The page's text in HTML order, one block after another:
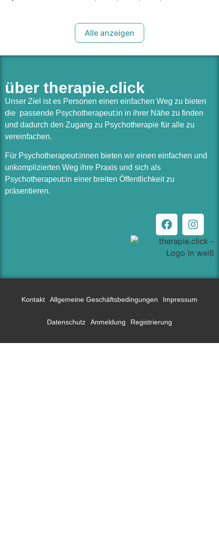
Alle anzeigen
über therapie.click
Unser Ziel ist es Personen einen einfachen Weg zu bieten
die passende Psychotherapeut:in in ihrer Nähe zu finden
und dadurch den Zugang zu Psychotherapie für alle zu
vereinfachen.
Für Psychotherapeut:innen bieten wir einen einfachen und
unkomplizierten Weg ihre Praxis und sich als
Psychotherapeut:in einer breiten Öffentlichkeit zu
präsentieren.
Kontakt Allgemeine Geschäftsbedingungen Impressum
Datenschutz Anmeldung Registrierung